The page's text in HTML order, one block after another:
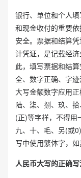
银行、单位和个人
和现金收付的重要
安全。票据和结算
计凭证，是记载经
此，填写票据和结
全、数字正确、字
大写金额数字应用
陆、柒、捌、玖、
(正)等字样，不得用
九、十、毛、另(或
写中使用繁体字，
人民币大写的正确写